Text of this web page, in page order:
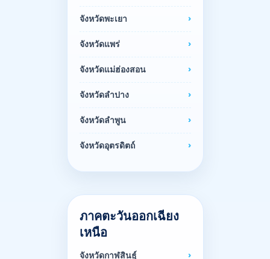
จังหวัดพะเยา
จังหวัดแพร่
จังหวัดแม่ฮ่องสอน
จังหวัดลำปาง
จังหวัดลำพูน
จังหวัดอุตรดิตถ์
ภาคตะวันออกเฉียง
เหนือ
จังหวัดกาฬสินธุ์